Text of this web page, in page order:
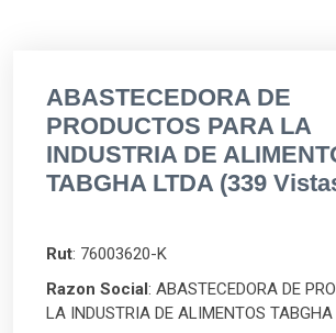
ABASTECEDORA DE
PRODUCTOS PARA LA
INDUSTRIA DE
TABGHA LTDA (339
Rut: 76003620-K
Razon Social : ABASTECEDORA DE
LA INDUSTRIA DE ALIMENTOS